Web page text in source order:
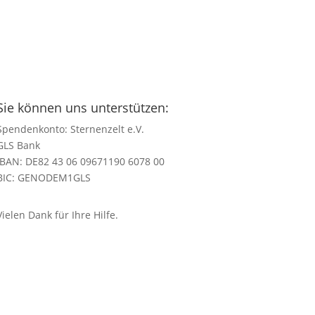
können uns unterstützen:
Sternenzelt e.V.
Bank
DE82 43 06 09671190 6078 00
GENODEM1GLS
Dank für Ihre Hilfe.